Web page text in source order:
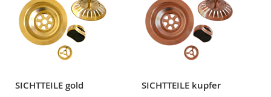
SICHTTEILE gold SICHTTEILE kupfer